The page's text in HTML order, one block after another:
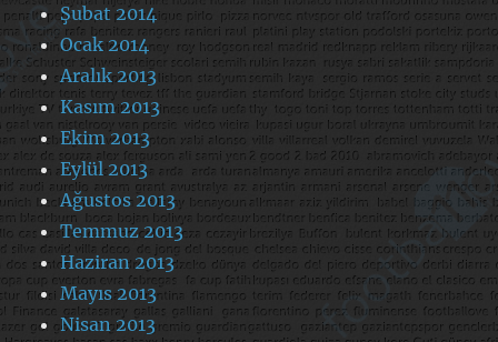
Şubat 2014
Ocak 2014
Aralık 2013
Kasım 2013
Ekim 2013
Eylül 2013
Ağustos 2013
Temmuz 2013
Haziran 2013
Mayıs 2013
Nisan 2013